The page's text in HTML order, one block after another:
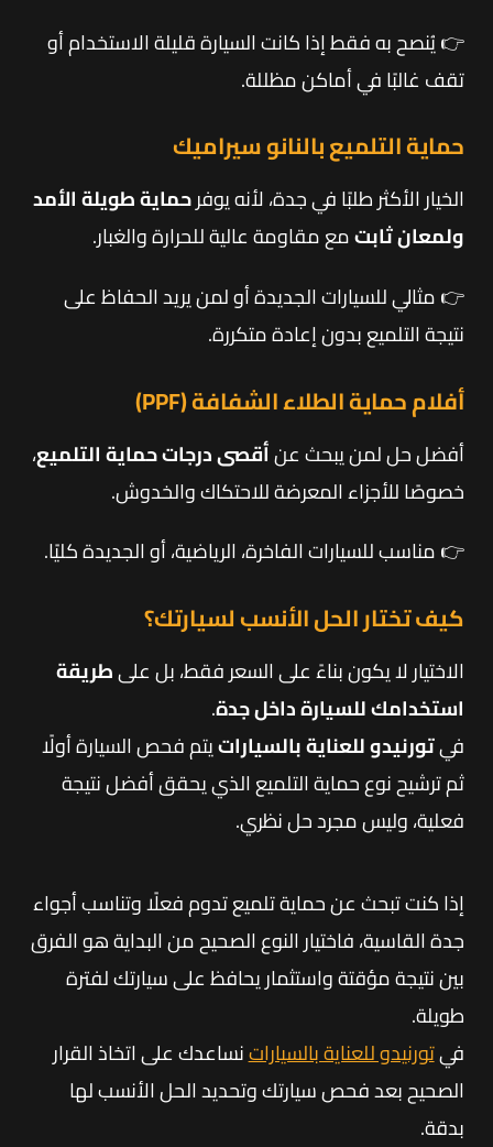
👉 يُنصح به فقط إذا كانت السيارة قليلة الاستخدام أو
تقف غالبًا في أماكن مظللة.
حماية التلميع بالنانو سيراميك
الخيار الأكثر طلبًا في جدة، لأنه يوفرحماية طويلة الأمد
ولمعان ثابتمع مقاومة عالية للحرارة والغبار.
👉 مثالي للسيارات الجديدة أو لمن يريد الحفاظ على
نتيجة التلميع بدون إعادة متكررة.
أفلام حماية الطلاء الشفافة (PPF)
أفضل حل لمن يبحث عنأقصى درجات حماية التلميع،
خصوصًا للأجزاء المعرضة للاحتكاك والخدوش.
👉 مناسب للسيارات الفاخرة، الرياضية، أو الجديدة كليًا.
كيف تختار الحل الأنسب لسيارتك؟
الاختيار لا يكون بناءً على السعر فقط، بل علىطريقة
استخدامك للسيارة داخل جدة.
فيتورنيدو للعناية بالسياراتيتم فحص السيارة أولًا
ثم ترشيح نوع حماية التلميع الذي يحقق أفضل نتيجة
فعلية، وليس مجرد حل نظري.
إذا كنت تبحث عن حماية تلميع تدوم فعلًا وتناسب أجواء
جدة القاسية، فاختيار النوع الصحيح من البداية هو الفرق
بين نتيجة مؤقتة واستثمار يحافظ على سيارتك لفترة
طويلة.
فيتورنيدو للعناية بالسياراتنساعدك على اتخاذ القرار
الصحيح بعد فحص سيارتك وتحديد الحل الأنسب لها
بدقة.